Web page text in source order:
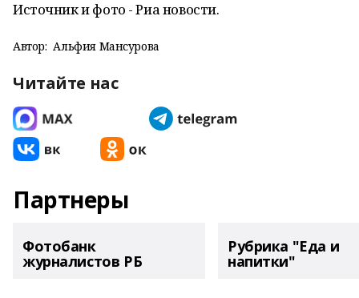
Источник и фото - Риа новости.
Автор: Альфия Мансурова
Читайте нас
Партнеры
Фотобанк
журналистов РБ
Рубрика "Еда и
напитки"